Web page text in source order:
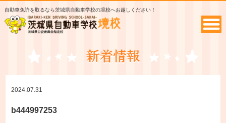
自動車免許を取るなら茨城県自動車学校の境校へお越しください！
2024.07.31
b444997253